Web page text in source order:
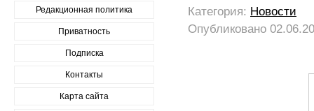
Редакционная политика
Приватность
Подписка
Контакты
Карта сайта
Категория: Новости
Опубликовано